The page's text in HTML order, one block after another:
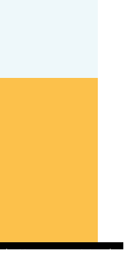
Politique de confidentialité